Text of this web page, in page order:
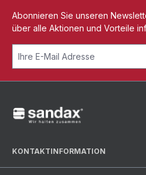
Abonnieren Sie unseren
über alle Aktionen und Vorteile
KONTAKTINFORMATION